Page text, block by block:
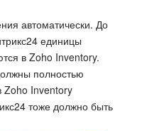
автоматически. До
единицы
в Zoho Inventory.
полностью
Zoho Inventory
тоже должно быть